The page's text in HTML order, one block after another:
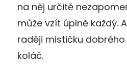
na něj určitě
může vzít úplně každý.
raději mističku
koláč.